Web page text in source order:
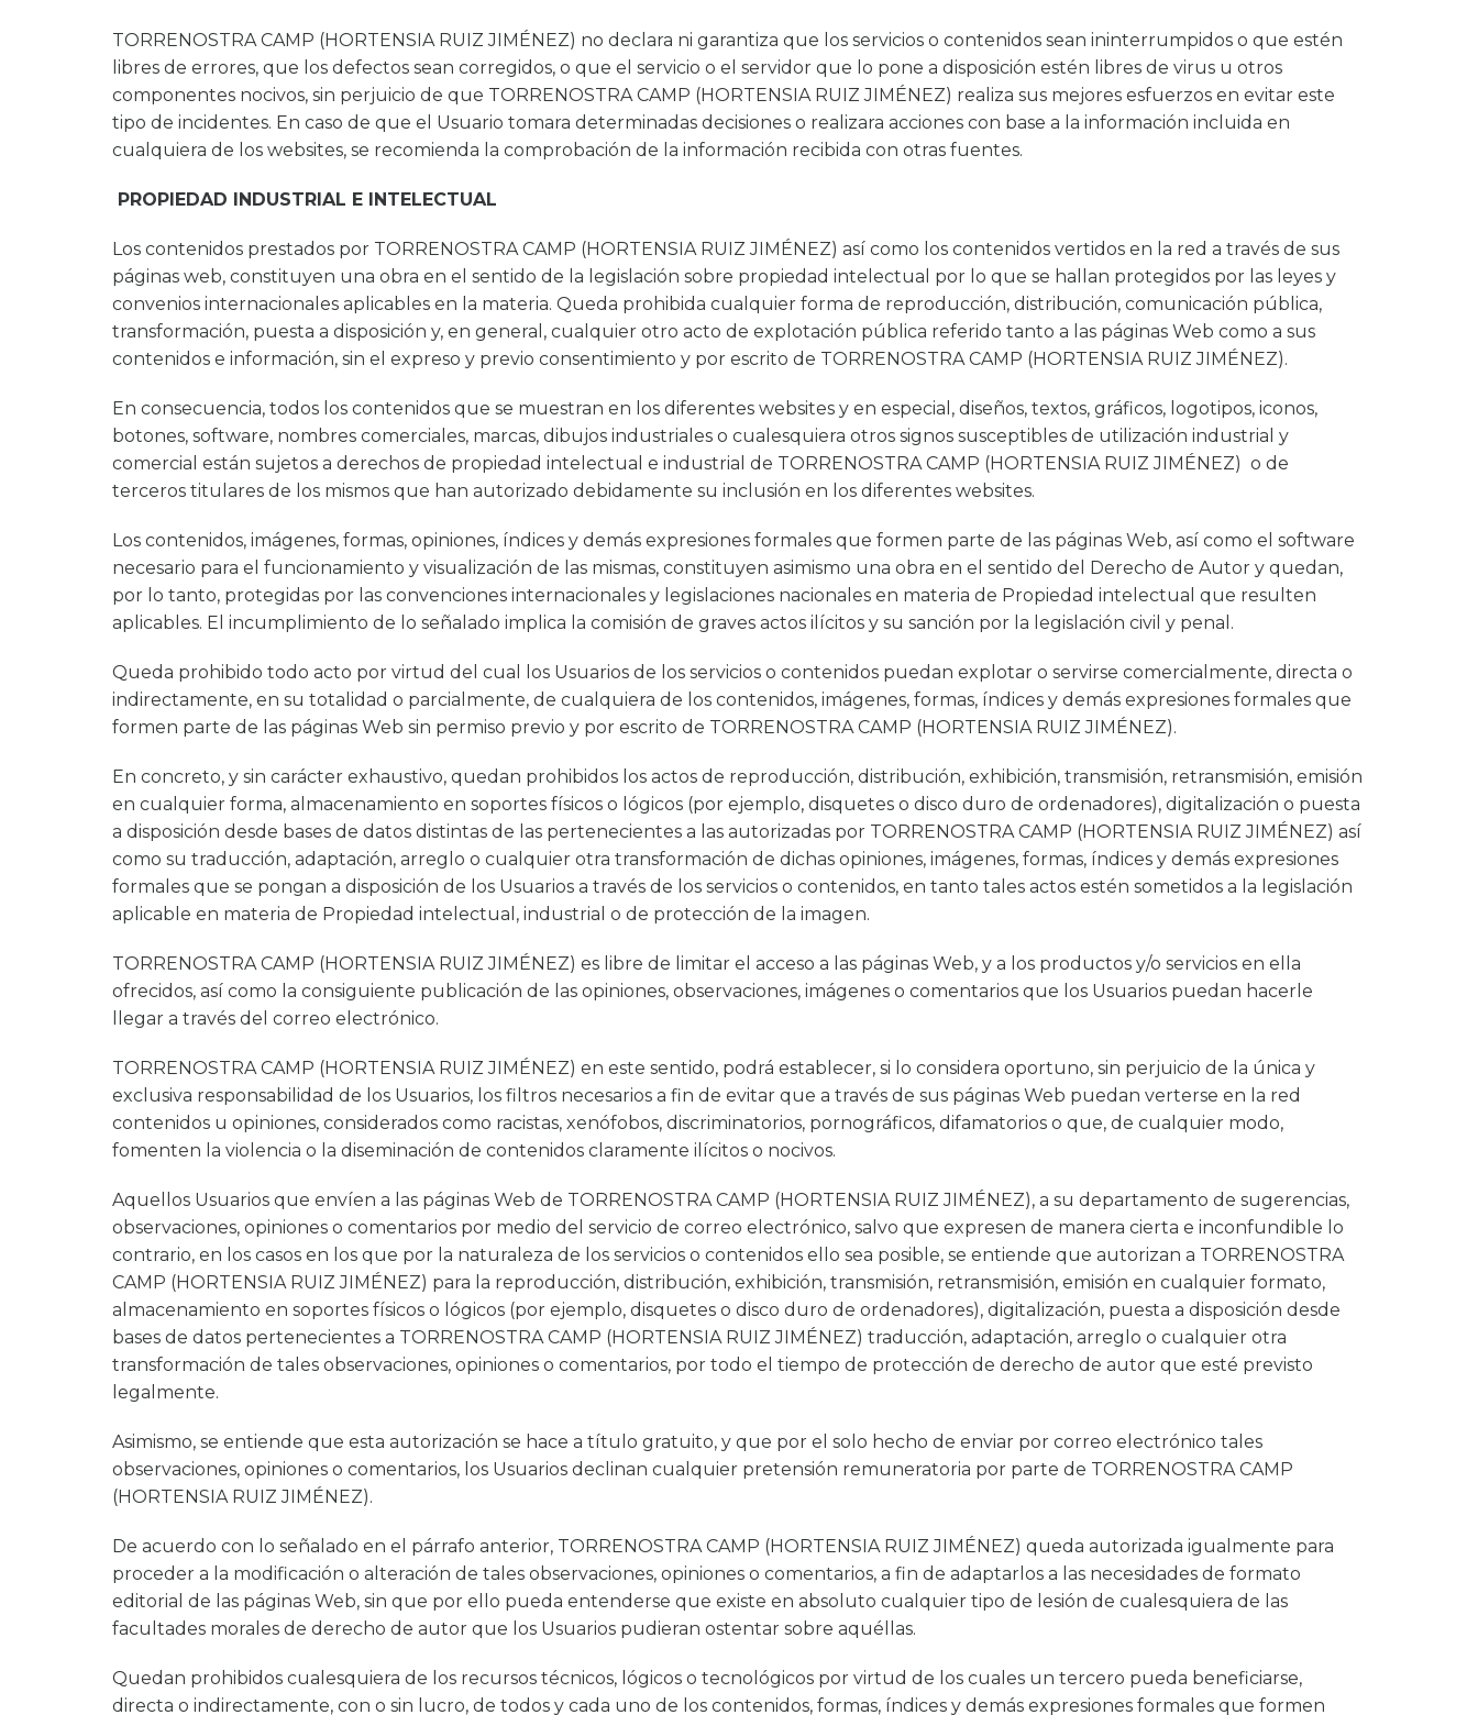
TORRENOSTRA CAMP (HORTENSIA RUIZ JIMÉNEZ) no declara ni garantiza que los servicios o contenidos sean ininterrumpidos o que estén
libres de errores, que los defectos sean corregidos, o que el servicio o el servidor que lo pone a disposición estén libres de virus u otros
componentes nocivos, sin perjuicio de que TORRENOSTRA CAMP (HORTENSIA RUIZ JIMÉNEZ) realiza sus mejores esfuerzos en evitar este
tipo de incidentes. En caso de que el Usuario tomara determinadas decisiones o realizara acciones con base a la información incluida en
cualquiera de los websites, se recomienda la comprobación de la información recibida con otras fuentes.
PROPIEDAD INDUSTRIAL E INTELECTUAL
Los contenidos prestados por TORRENOSTRA CAMP (HORTENSIA RUIZ JIMÉNEZ) así como los contenidos vertidos en la red a través de sus
páginas web, constituyen una obra en el sentido de la legislación sobre propiedad intelectual por lo que se hallan protegidos por las leyes y
convenios internacionales aplicables en la materia. Queda prohibida cualquier forma de reproducción, distribución, comunicación pública,
transformación, puesta a disposición y, en general, cualquier otro acto de explotación pública referido tanto a las páginas Web como a sus
contenidos e información, sin el expreso y previo consentimiento y por escrito de TORRENOSTRA CAMP (HORTENSIA RUIZ JIMÉNEZ).
En consecuencia, todos los contenidos que se muestran en los diferentes websites y en especial, diseños, textos, gráficos, logotipos, iconos,
botones, software, nombres comerciales, marcas, dibujos industriales o cualesquiera otros signos susceptibles de utilización industrial y
comercial están sujetos a derechos de propiedad intelectual e industrial de TORRENOSTRA CAMP (HORTENSIA RUIZ JIMÉNEZ) o de
terceros titulares de los mismos que han autorizado debidamente su inclusión en los diferentes websites.
Los contenidos, imágenes, formas, opiniones, índices y demás expresiones formales que formen parte de las páginas Web, así como el software
necesario para el funcionamiento y visualización de las mismas, constituyen asimismo una obra en el sentido del Derecho de Autor y quedan,
por lo tanto, protegidas por las convenciones internacionales y legislaciones nacionales en materia de Propiedad intelectual que resulten
aplicables. El incumplimiento de lo señalado implica la comisión de graves actos ilícitos y su sanción por la legislación civil y penal.
Queda prohibido todo acto por virtud del cual los Usuarios de los servicios o contenidos puedan explotar o servirse comercialmente, directa o
indirectamente, en su totalidad o parcialmente, de cualquiera de los contenidos, imágenes, formas, índices y demás expresiones formales que
formen parte de las páginas Web sin permiso previo y por escrito de TORRENOSTRA CAMP (HORTENSIA RUIZ JIMÉNEZ).
En concreto, y sin carácter exhaustivo, quedan prohibidos los actos de reproducción, distribución, exhibición, transmisión, retransmisión, emisión
en cualquier forma, almacenamiento en soportes físicos o lógicos (por ejemplo, disquetes o disco duro de ordenadores), digitalización o puesta
a disposición desde bases de datos distintas de las pertenecientes a las autorizadas por TORRENOSTRA CAMP (HORTENSIA RUIZ JIMÉNEZ) así
como su traducción, adaptación, arreglo o cualquier otra transformación de dichas opiniones, imágenes, formas, índices y demás expresiones
formales que se pongan a disposición de los Usuarios a través de los servicios o contenidos, en tanto tales actos estén sometidos a la legislación
aplicable en materia de Propiedad intelectual, industrial o de protección de la imagen.
TORRENOSTRA CAMP (HORTENSIA RUIZ JIMÉNEZ) es libre de limitar el acceso a las páginas Web, y a los productos y/o servicios en ella
ofrecidos, así como la consiguiente publicación de las opiniones, observaciones, imágenes o comentarios que los Usuarios puedan hacerle
llegar a través del correo electrónico.
TORRENOSTRA CAMP (HORTENSIA RUIZ JIMÉNEZ) en este sentido, podrá establecer, si lo considera oportuno, sin perjuicio de la única y
exclusiva responsabilidad de los Usuarios, los filtros necesarios a fin de evitar que a través de sus páginas Web puedan verterse en la red
contenidos u opiniones, considerados como racistas, xenófobos, discriminatorios, pornográficos, difamatorios o que, de cualquier modo,
fomenten la violencia o la diseminación de contenidos claramente ilícitos o nocivos.
Aquellos Usuarios que envíen a las páginas Web de TORRENOSTRA CAMP (HORTENSIA RUIZ JIMÉNEZ), a su departamento de sugerencias,
observaciones, opiniones o comentarios por medio del servicio de correo electrónico, salvo que expresen de manera cierta e inconfundible lo
contrario, en los casos en los que por la naturaleza de los servicios o contenidos ello sea posible, se entiende que autorizan a TORRENOSTRA
CAMP (HORTENSIA RUIZ JIMÉNEZ) para la reproducción, distribución, exhibición, transmisión, retransmisión, emisión en cualquier formato,
almacenamiento en soportes físicos o lógicos (por ejemplo, disquetes o disco duro de ordenadores), digitalización, puesta a disposición desde
bases de datos pertenecientes a TORRENOSTRA CAMP (HORTENSIA RUIZ JIMÉNEZ) traducción, adaptación, arreglo o cualquier otra
transformación de tales observaciones, opiniones o comentarios, por todo el tiempo de protección de derecho de autor que esté previsto
legalmente.
Asimismo, se entiende que esta autorización se hace a título gratuito, y que por el solo hecho de enviar por correo electrónico tales
observaciones, opiniones o comentarios, los Usuarios declinan cualquier pretensión remuneratoria por parte de TORRENOSTRA CAMP
(HORTENSIA RUIZ JIMÉNEZ).
De acuerdo con lo señalado en el párrafo anterior, TORRENOSTRA CAMP (HORTENSIA RUIZ JIMÉNEZ) queda autorizada igualmente para
proceder a la modificación o alteración de tales observaciones, opiniones o comentarios, a fin de adaptarlos a las necesidades de formato
editorial de las páginas Web, sin que por ello pueda entenderse que existe en absoluto cualquier tipo de lesión de cualesquiera de las
facultades morales de derecho de autor que los Usuarios pudieran ostentar sobre aquéllas.
Quedan prohibidos cualesquiera de los recursos técnicos, lógicos o tecnológicos por virtud de los cuales un tercero pueda beneficiarse,
directa o indirectamente, con o sin lucro, de todos y cada uno de los contenidos, formas, índices y demás expresiones formales que formen